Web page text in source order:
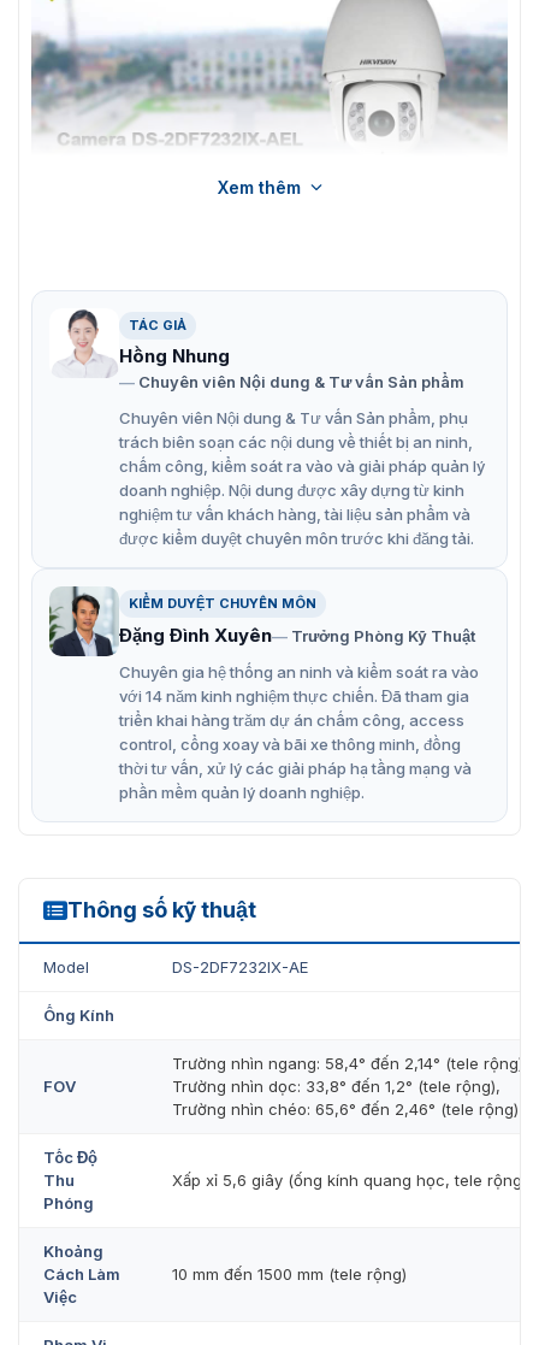
Đặc điểm nổi bật của camera DS-
2DF7232IX-AEL
Hikvision DS-2DF7232IX-AEL cung cấp độ phân giải 2MP
và khả năng zoom quang học 32x. Cho phép quan sát
chi tiết các khu vực rộng lớn với góc nhìn ngang từ 58.4°
đến 2.14°. Đạt chuẩn chống thấm nước và bụi IP66, phù
hợp dùng ngoài trời.
Với tính năng theo dõi thông minh, camera có thể tự
động nhận diện và theo dõi các mục tiêu quan trọng,
giúp tiết kiệm thời gian và tăng cường hiệu quả giám
Thông số kỹ thuật chính
Cảm biến hình ảnh: CMOS quét tiến 1/2.8″
Độ nhạy sáng tối thiểu 0.002 Lux @(F1.2, AGC ON), 0
Chức năng PTZ: Quay ngang 360° liên tục, nghiêng
Chức năng thông minh: Theo dõi thủ công, Theo dõi
tự động (hỗ trợ nhận diện các loại mục tiêu như con
người và phương tiện), Theo dõi sự kiện
Chức năng bảo mật: Xác thực người dùng, Mã hóa
HTTPS, Kiểm soát truy cập mạng dựa trên cổng IEEE
802.1x, Lọc địa chỉ IP
Hi-PoE
Lưu trữ: Khe cắm thẻ nhớ tích hợp, hỗ trợ Micro
Xem thêm
TÁC GIẢ
Hồng Nhung
Chuyên viên Nội dung & Tư vấn Sản phẩm
Chuyên viên Nội dung & Tư vấn Sản phẩm, phụ
trách biên soạn các nội dung về thiết bị an ninh,
chấm công, kiểm soát ra vào và giải pháp quản lý
doanh nghiệp. Nội dung được xây dựng từ kinh
nghiệm tư vấn khách hàng, tài liệu sản phẩm và
được kiểm duyệt chuyên môn trước khi đăng tải.
KIỂM DUYỆT CHUYÊN MÔN
Đặng Đình Xuyên
Trưởng Phòng Kỹ Thuật
Chuyên gia hệ thống an ninh và kiểm soát ra vào
với 14 năm kinh nghiệm thực chiến. Đã tham gia
triển khai hàng trăm dự án chấm công, access
control, cổng xoay và bãi xe thông minh, đồng
thời tư vấn, xử lý các giải pháp hạ tầng mạng và
phần mềm quản lý doanh nghiệp.
Thông số kỹ thuật
DS-2DF7232IX-AEL
Model DS-2DF7232IX-AE
Ống Kính
FOV
Trường nhìn ngang: 58,4° đến 2,14° (tele rộng),
Trường nhìn dọc: 33,8° đến 1,2° (tele rộng),
Trường nhìn chéo: 65,6° đến 2,46° (tele rộng)
Tốc Độ
Thu
Phóng
Xấp xỉ 5,6 giây (ống kính quang học, tele rộng)
Khoảng
Cách Làm
Việc
10 mm đến 1500 mm (tele rộng)